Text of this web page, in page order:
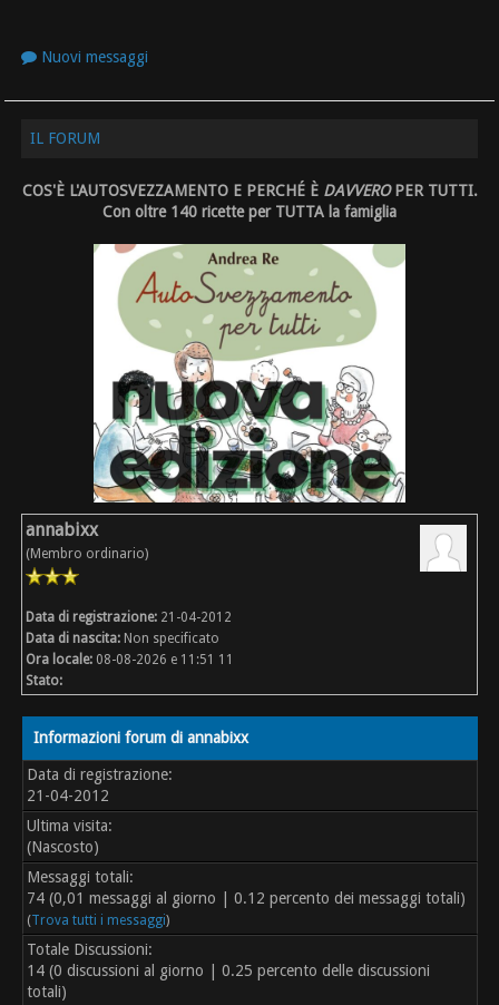
Nuovi messaggi
IL FORUM
COS'È L'AUTOSVEZZAMENTO E PERCHÉ È DAVVEROPER TUTTI.
Con oltre 140 ricette per TUTTA la famiglia
annabixx
(Membro ordinario)
Data di registrazione: 21-04-2012
Data di nascita: Non specificato
Ora locale: 08-08-2026 e 11:51 11
Stato:
Informazioni forum di annabixx
Data di registrazione:
21-04-2012
Ultima visita:
(Nascosto)
Messaggi totali:
74 (0,01 messaggi al giorno | 0.12 percento dei messaggi totali)
(Trova tutti i messaggi)
Totale Discussioni:
14 (0 discussioni al giorno | 0.25 percento delle discussioni
totali)